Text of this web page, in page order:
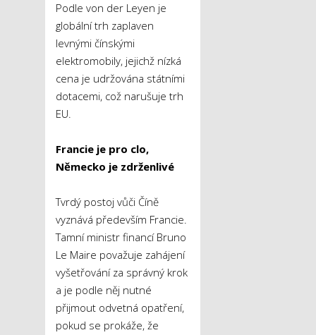
Podle von der Leyen je
globální trh zaplaven
levnými čínskými
elektromobily, jejichž nízká
cena je udržována státními
dotacemi, což narušuje trh
EU.
Francie je pro clo,
Německo je zdrženlivé
Tvrdý postoj vůči Číně
vyznává především Francie.
Tamní ministr financí Bruno
Le Maire považuje zahájení
vyšetřování za správný krok
a je podle něj nutné
přijmout odvetná opatření,
pokud se prokáže, že